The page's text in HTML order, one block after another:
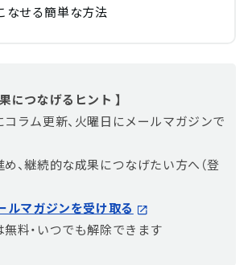
なせる簡単な方法
につなげるヒント 】
ラム更新、火曜日にメールマガジンで
、継続的な成果につなげたい方へ（登
ルマガジンを受け取る
料・いつでも解除できます